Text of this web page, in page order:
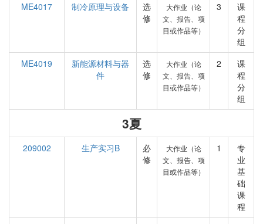
ME4017
制冷原理与设备
选
修
大作业（论
文、报告、项
目或作品等）
3
课
程
分
组
ME4019
新能源材料与器
件
选
修
大作业（论
文、报告、项
目或作品等）
2
课
程
分
组
3夏
209002 生产实习B
必
修
大作业（论
文、报告、项
目或作品等）
1
专
业
基
础
课
程